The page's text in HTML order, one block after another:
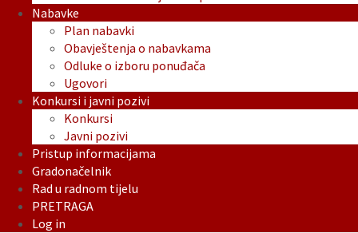
Nabavke
Plan nabavki
Obavještenja o nabavkama
Odluke o izboru ponuđača
Ugovori
Konkursi i javni pozivi
Konkursi
Javni pozivi
Pristup informacijama
Gradonačelnik
Rad u radnom tijelu
PRETRAGA
Log in